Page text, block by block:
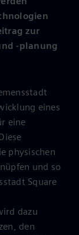
zur
-planung
eines
eine
physischen
und so
Square
dazu
den